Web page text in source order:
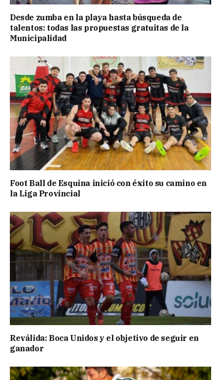
Desde zumba en la playa hasta búsqueda de
talentos: todas las propuestas gratuitas de la
Municipalidad
Foot Ball de Esquina inició con éxito su camino en
la Liga Provincial
Reválida: Boca Unidos y el objetivo de seguir en
ganador